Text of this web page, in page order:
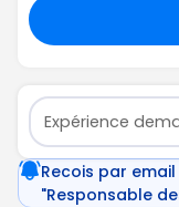
Expérience
Recois par
"Responsable